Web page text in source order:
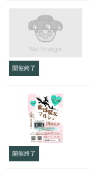
開催終了
開催終了